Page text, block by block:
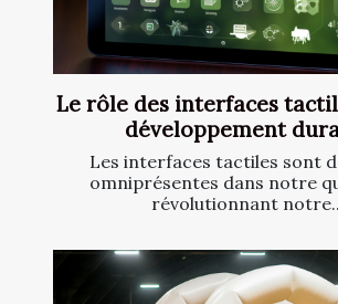
Le rôle des interfaces
développement
Les interfaces tactiles sont
omniprésentes dans notre
révolutionnant